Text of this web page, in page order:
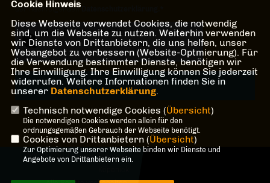
der nachfolgenden
Anti-Roboter-Verifizierung
Hier klicken
FriendlyCaptcha ⇗
* Pflichtfeld!
@2026 CDU-Fraktion Treptow-
Cookie Hinweis
Diese Webseite verwendet Cookies, die notwendig
sind, um die Webseite zu nutzen. Weiterhin verwenden
wir Dienste von Drittanbietern, die uns helfen, unser
Webangebot zu verbessern (Website-Optmierung). Für
die Verwendung bestimmter Dienste, benötigen wir
Ihre Einwilligung. Ihre Einwilligung können Sie jederzeit
widerrufen. Weitere Informationen finden Sie in
unserer Datenschutzerklärung.
Technisch notwendige Cookies (Übersicht)
Die notwendigen Cookies werden allein für den
ordnungsgemäßen Gebrauch der Webseite benötigt.
Cookies von Drittanbietern (Übersicht)
Zur Optimierung unserer Webseite binden wir Dienste und
Angebote von Drittanbietern ein.